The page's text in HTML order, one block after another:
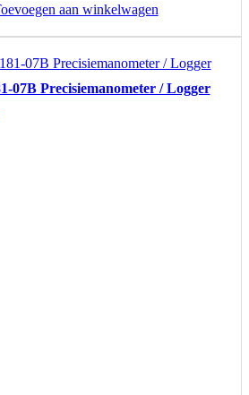
aan winkelwagen
07B Precisiemanometer / Logger